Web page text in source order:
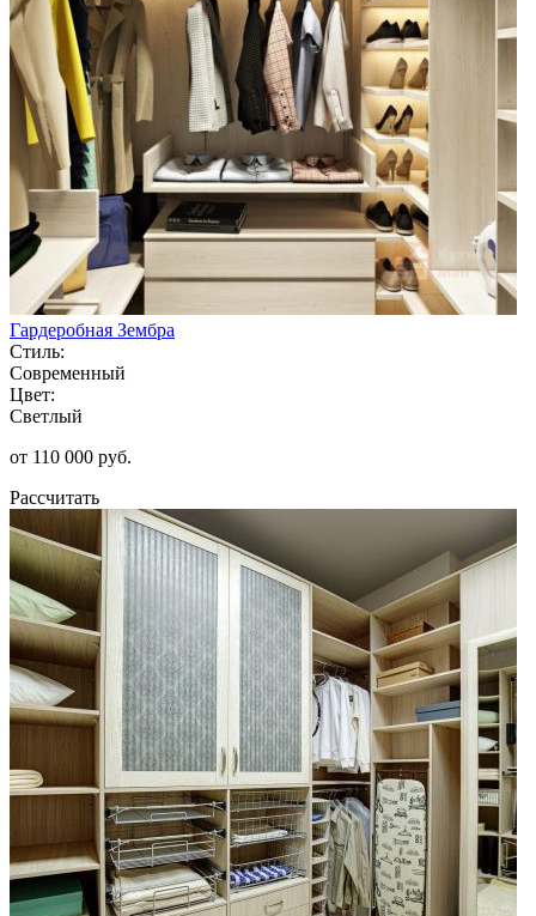
Гардеробная Зембра
Стиль:
Современный
Цвет:
Светлый
от 110 000 руб.
Рассчитать